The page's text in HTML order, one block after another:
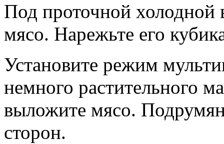
Под проточной холодной
мясо. Нарежьте его
Установите режим
немного растительного
выложите мясо.
сторон.